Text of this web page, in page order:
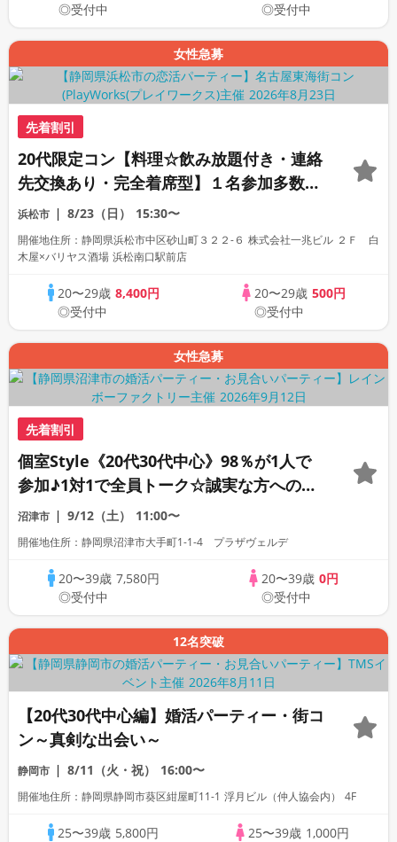
◎受付中
◎受付中
女性急募
先着割引
20代限定コン【料理☆飲み放題付き・連絡
先交換あり・完全着席型】１名参加多数・
初参加も大歓迎☆
浜松市 8/23（日） 15:30〜
開催地住所：静岡県浜松市中区砂山町３２２-６ 株式会社一兆ビル ２Ｆ 白
木屋×バリヤス酒場 浜松南口駅前店
20〜29歳8,400円
◎受付中
20〜29歳 500円
◎受付中
女性急募
先着割引
個室Style《20代30代中心》98％が1人で
参加♪1対1で全員トーク☆誠実な方への婚
活パーティー
沼津市 9/12（土） 11:00〜
開催地住所：静岡県沼津市大手町1-1-4 プラザヴェルデ
20〜39歳 7,580円
◎受付中
20〜39歳 0円
◎受付中
12名突破
【20代30代中心編】婚活パーティー・街コ
ン～真剣な出会い～
静岡市 8/11（火・祝） 16:00〜
開催地住所：静岡県静岡市葵区紺屋町11-1 浮月ビル（仲人協会内） 4F
25〜39歳 5,800円
25〜39歳 1,000円